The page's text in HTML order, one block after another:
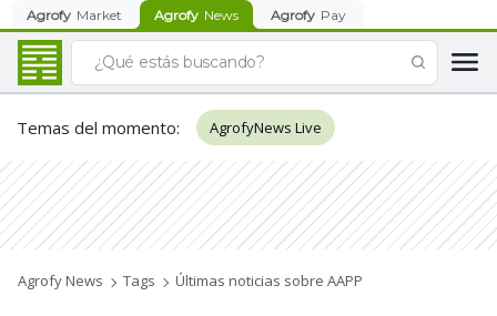
Agrofy Market Agrofy News Agrofy Pay
Temas del momento: AgrofyNews Live
Agrofy News Tags Últimas noticias sobre AAPP